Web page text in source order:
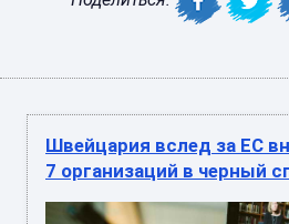
Швейцария вслед за ЕС
7 организаций в черный